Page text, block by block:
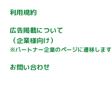
利用規約
広告掲載について
（企業様向け）
※パートナー企業のページに遷移します
お問い合わせ